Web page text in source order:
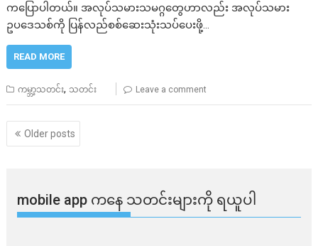
ကပြောပါတယ်။ အလုပ်သမားသမဂ္ဂတွေဟာလည်း အလုပ်သမား
ဥပဒေသစ်ကို ပြန်လည်စစ်ဆေးသုံးသပ်ပေးဖို့…
READ MORE
ကမ္ဘာ့သတင်း, သတင်း Leave a comment
Posts
navigation
Older posts
mobile app ​​ကနေ ​​သတင်းများကို ရယူပါ